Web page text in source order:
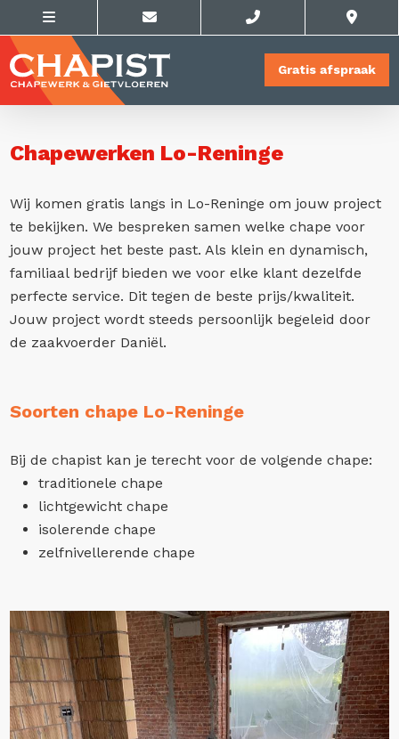
Gratis afspraak
Chapewerken Lo-Reninge
Wij komen gratis langs in Lo-Reninge om jouw project
te bekijken. We bespreken samen welke chape voor
jouw project het beste past. Als klein en dynamisch,
familiaal bedrijf bieden we voor elke klant dezelfde
perfecte service. Dit tegen de beste prijs/kwaliteit.
Jouw project wordt steeds persoonlijk begeleid door
de zaakvoerder Daniël.
Soorten chape Lo-Reninge
Bij de chapist kan je terecht voor de volgende chape:
traditionele chape
lichtgewicht chape
isolerende chape
zelfnivellerende chape